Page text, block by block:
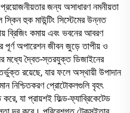
জন্য অসাধারণ নমনীয়তা
হুক মাউন্টিং সিস্টেমের উন্নত
ব্রিজিং কমায় এবং ভবনের আবরণ
পূর্ণ অপারেশন জীবন জুড়ে তাপীয় ও
মধ্যে দ্বৈত-স্তরযুক্ত ডিজাইনের
রয়েছে, যার ফলে অস্থায়ী উপাদান
নিশ্চিতকরণ প্রোটোকলগুলি বৃহৎ
করে, যা প্রায়শই ফিল্ড-ফ্যাব্রিকেটেড